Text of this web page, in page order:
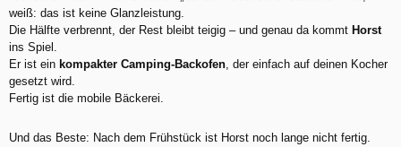
weiß: das ist keine Glanzleistung.
Die Hälfte verbrennt, der Rest bleibt teigig – und genau da kommt Horst
ins Spiel.
Er ist ein kompakter Camping-Backofen , der einfach auf deinen Kocher
gesetzt wird.
Fertig ist die mobile Bäckerei.
Und das Beste: Nach dem Frühstück ist Horst noch lange nicht fertig.